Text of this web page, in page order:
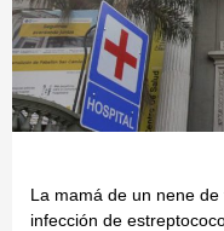
La mamá de un nene
infección de